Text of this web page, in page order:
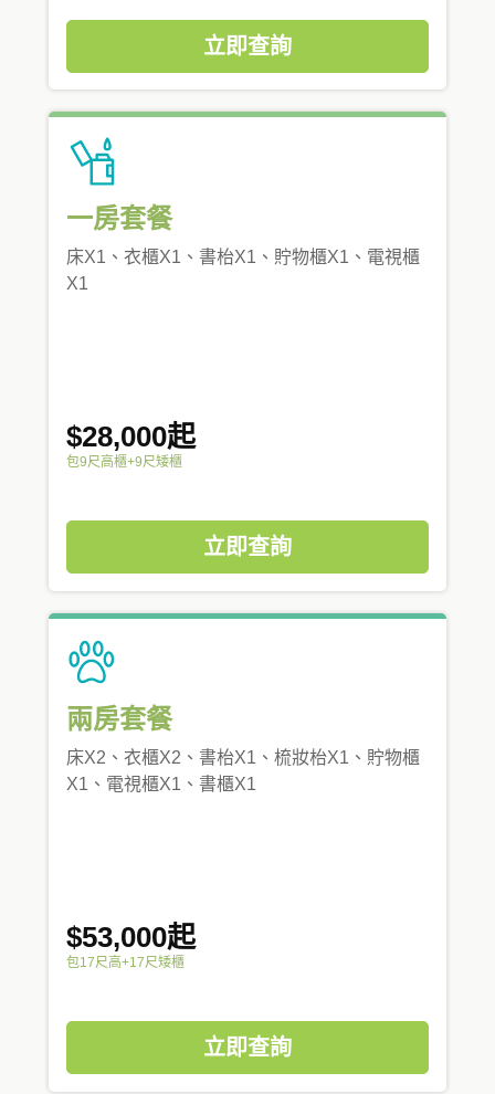
立即查詢
一房套餐
床X1、衣櫃X1、書枱X1、貯物櫃X1、電視櫃
X1
$28,000起
包9尺高櫃+9尺矮櫃
立即查詢
兩房套餐
床X2、衣櫃X2、書枱X1、梳妝枱X1、貯物櫃
X1、電視櫃X1、書櫃X1
$53,000起
包17尺高+17尺矮櫃
立即查詢